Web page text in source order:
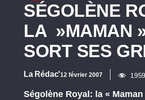
SÉGOLÈNE
LA »MAMAN
SORT SES
La Rédac'12 février 2007 1959
Ségolène Royal: la «